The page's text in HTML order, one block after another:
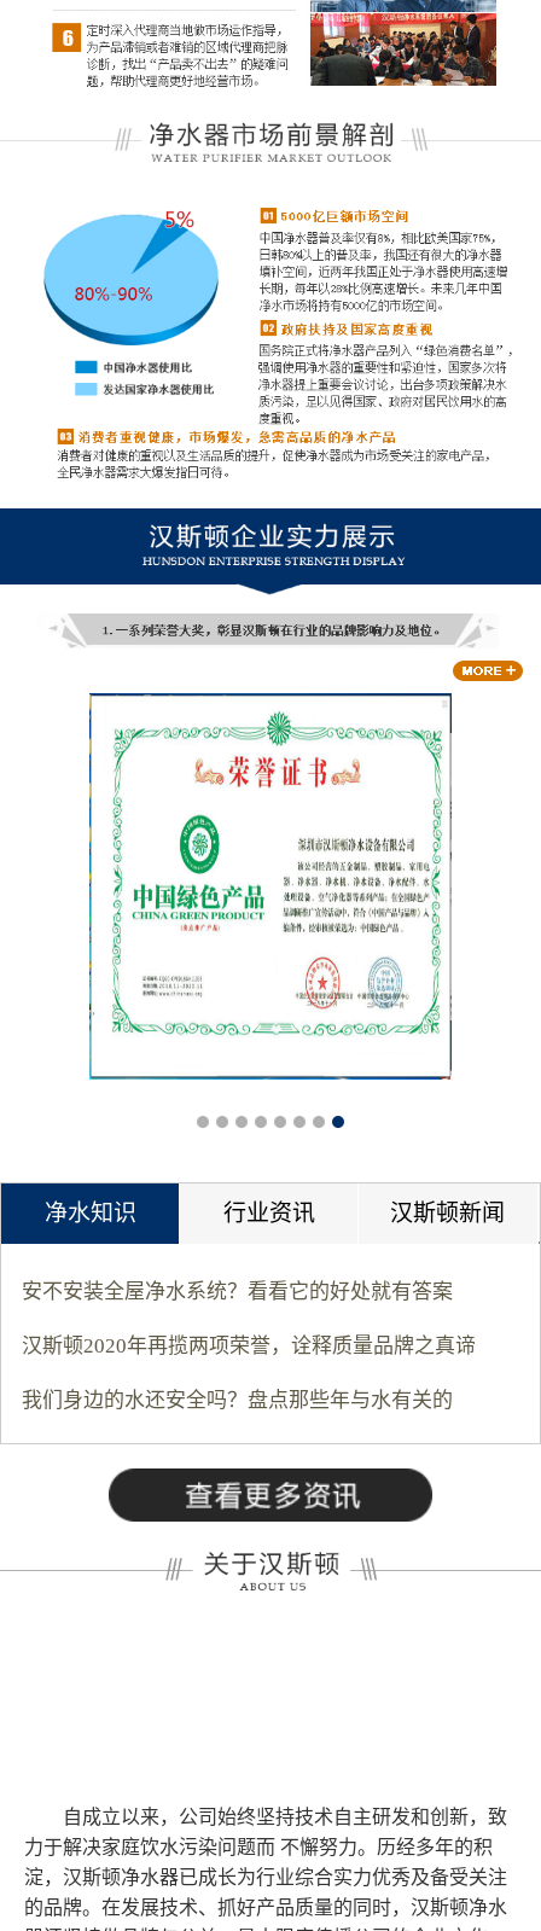
净水知识 行业资讯 汉斯顿新闻
安不安装全屋净水系统？看看它的好处就有答案
汉斯顿2020年再揽两项荣誉，诠释质量品牌之真谛
我们身边的水还安全吗？盘点那些年与水有关的
自成立以来，公司始终坚持技术自主研发和创新，致
力于解决家庭饮水污染问题而 不懈努力。历经多年的积
淀，汉斯顿净水器已成长为行业综合实力优秀及备受关注
的品牌。在发展技术、抓好产品质量的同时，汉斯顿净水